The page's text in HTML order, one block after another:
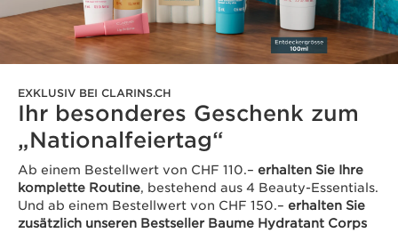
EXKLUSIV BEI CLARINS.CH
Ihr besonderes Geschenk zum
„Nationalfeiertag“
Ab einem Bestellwert von CHF 110.– erhalten Sie Ihre
komplette Routine, bestehend aus 4 Beauty-Essentials.
Und ab einem Bestellwert von CHF 150.– erhalten Sie
zusätzlich unseren Bestseller Baume Hydratant Corps